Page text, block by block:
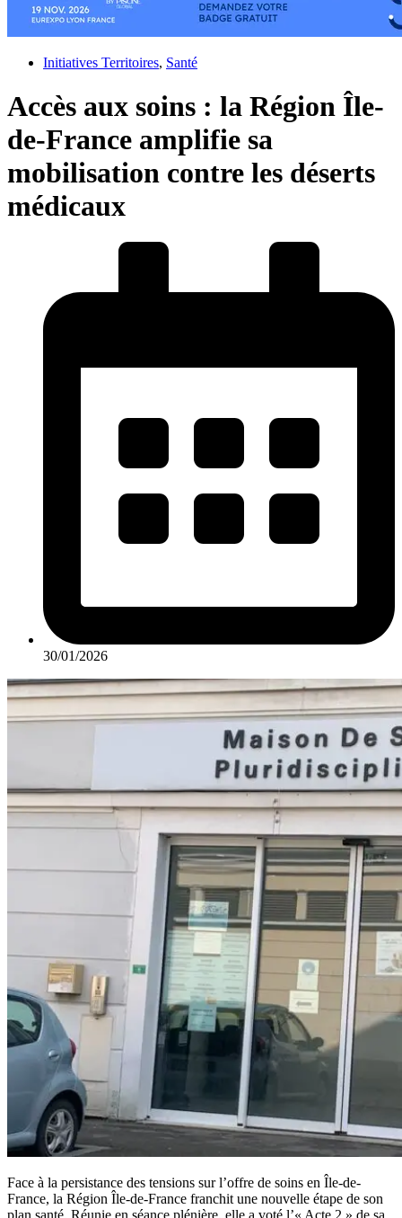
Initiatives Territoires, Santé
Accès aux soins : la Région Île-
de-France amplifie sa
mobilisation contre les déserts
médicaux
30/01/2026
Face à la persistance des tensions sur l’offre de soins en Île-de-
France, la Région Île-de-France franchit une nouvelle étape de son